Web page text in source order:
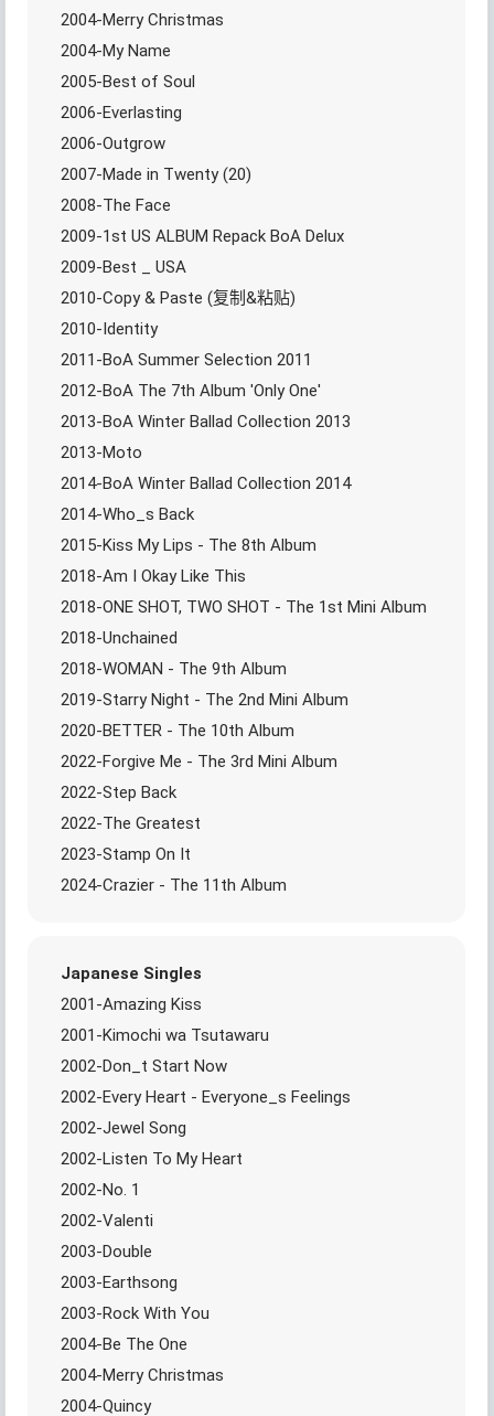
2004-Merry Christmas
2004-My Name
2005-Best of Soul
2006-Everlasting
2006-Outgrow
2007-Made in Twenty (20)
2008-The Face
2009-1st US ALBUM Repack BoA Delux
2009-Best _ USA
2010-Copy & Paste (复制&粘贴)
2010-Identity
2011-BoA Summer Selection 2011
2012-BoA The 7th Album 'Only One'
2013-BoA Winter Ballad Collection 2013
2013-Moto
2014-BoA Winter Ballad Collection 2014
2014-Who_s Back
2015-Kiss My Lips - The 8th Album
2018-Am I Okay Like This
2018-ONE SHOT, TWO SHOT - The 1st Mini Album
2018-Unchained
2018-WOMAN - The 9th Album
2019-Starry Night - The 2nd Mini Album
2020-BETTER - The 10th Album
2022-Forgive Me - The 3rd Mini Album
2022-Step Back
2022-The Greatest
2023-Stamp On It
2024-Crazier - The 11th Album
Japanese Singles
2001-Amazing Kiss
2001-Kimochi wa Tsutawaru
2002-Don_t Start Now
2002-Every Heart - Everyone_s Feelings
2002-Jewel Song
2002-Listen To My Heart
2002-No. 1
2002-Valenti
2003-Double
2003-Earthsong
2003-Rock With You
2004-Be The One
2004-Merry Christmas
2004-Quincy